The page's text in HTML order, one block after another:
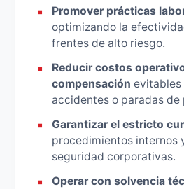
Promover prácticas
optimizando la
frentes de alto riesgo.
Reducir costos
compensación evitables
accidentes o paradas de
Garantizar el estricto
procedimientos internos
seguridad corporativas.
Operar con solvencia